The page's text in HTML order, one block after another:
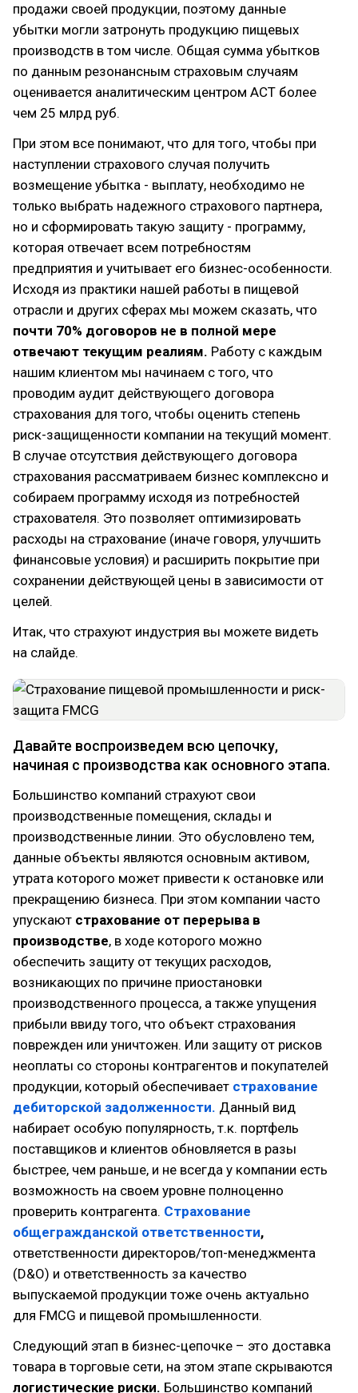
продажи своей продукции, поэтому данные
убытки могли затронуть продукцию пищевых
производств в том числе. Общая сумма убытков
по данным резонансным страховым случаям
оценивается аналитическим центром АСТ более
чем 25 млрд руб.
При этом все понимают, что для того, чтобы при
наступлении страхового случая получить
возмещение убытка - выплату, необходимо не
только выбрать надежного страхового партнера,
но и сформировать такую защиту - программу,
которая отвечает всем потребностям
предприятия и учитывает его бизнес-особенности.
Исходя из практики нашей работы в пищевой
отрасли и других сферах мы можем сказать, что
почти 70% договоров не в полной мере
отвечают текущим реалиям. Работу с каждым
нашим клиентом мы начинаем с того, что
проводим аудит действующего договора
страхования для того, чтобы оценить степень
риск-защищенности компании на текущий момент.
В случае отсутствия действующего договора
страхования рассматриваем бизнес комплексно и
собираем программу исходя из потребностей
страхователя. Это позволяет оптимизировать
расходы на страхование (иначе говоря, улучшить
финансовые условия) и расширить покрытие при
сохранении действующей цены в зависимости от
целей.
Итак, что страхуют индустрия вы можете видеть
на слайде.
Давайте воспроизведем всю цепочку,
начиная с производства как основного этапа.
Большинство компаний страхуют свои
производственные помещения, склады и
производственные линии. Это обусловлено тем,
данные объекты являются основным активом,
утрата которого может привести к остановке или
прекращению бизнеса. При этом компании часто
упускают страхование от перерыва в
производстве, в ходе которого можно
обеспечить защиту от текущих расходов,
возникающих по причине приостановки
производственного процесса, а также упущения
прибыли ввиду того, что объект страхования
поврежден или уничтожен. Или защиту от рисков
неоплаты со стороны контрагентов и покупателей
продукции, который обеспечивает страхование
дебиторской задолженности. Данный вид
набирает особую популярность, т.к. портфель
поставщиков и клиентов обновляется в разы
быстрее, чем раньше, и не всегда у компании есть
возможность на своем уровне полноценно
проверить контрагента. Страхование
общегражданской ответственности,
ответственности директоров/топ-менеджмента
(D&O) и ответственность за качество
выпускаемой продукции тоже очень актуально
для FMCG и пищевой промышленности.
Следующий этап в бизнес-цепочке – это доставка
товара в торговые сети, на этом этапе скрываются
логистические риски. Большинство компаний